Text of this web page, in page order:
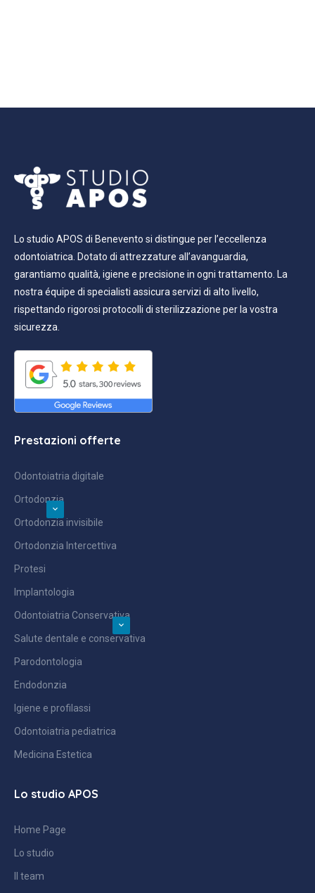
Lo studio APOS di Benevento si distingue per l’eccellenza
odontoiatrica. Dotato di attrezzature all’avanguardia,
garantiamo qualità, igiene e precisione in ogni trattamento. La
nostra équipe di specialisti assicura servizi di alto livello,
rispettando rigorosi protocolli di sterilizzazione per la vostra
sicurezza.
Prestazioni offerte
Odontoiatria digitale
Ortodonzia
Ortodonzia invisibile
Ortodonzia Intercettiva
Protesi
Implantologia
Odontoiatria Conservativa
Salute dentale e conservativa
Parodontologia
Endodonzia
Igiene e profilassi
Odontoiatria pediatrica
Medicina Estetica
Lo studio APOS
Home Page
Lo studio
Il team